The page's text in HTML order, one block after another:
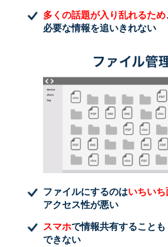
多くの話題が入り乱れるため、
必要な情報を追いきれない
ファイルにするのはいちいち
アクセス性が悪い
スマホで情報共有することも
できない